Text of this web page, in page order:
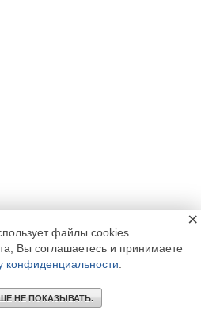
файлы cookies.
Вы соглашаетесь и принимаете
конфиденциальности
НЕ ПОКАЗЫВАТЬ.
×